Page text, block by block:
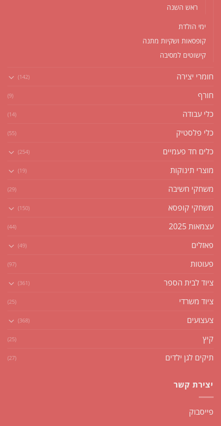
ראש השנה
ימי הולדת
קופסאות ושקיות מתנה
קישוטים למסיבה
חומרי יצירה (142)
חורף (9)
כלי עבודה (14)
כלי פלסטיק (55)
כלים חד פעמיים (254)
מוצרי תינוקות (19)
משחקי חשיבה (29)
משחקי קופסא (150)
עצמאות 2025 (44)
פאזלים (49)
פעוטות (97)
ציוד לבית הספר (361)
ציוד משרדי (25)
צעצועים (368)
קיץ (25)
תיקים לגן ילדים (27)
יצירת קשר
פייסבוק